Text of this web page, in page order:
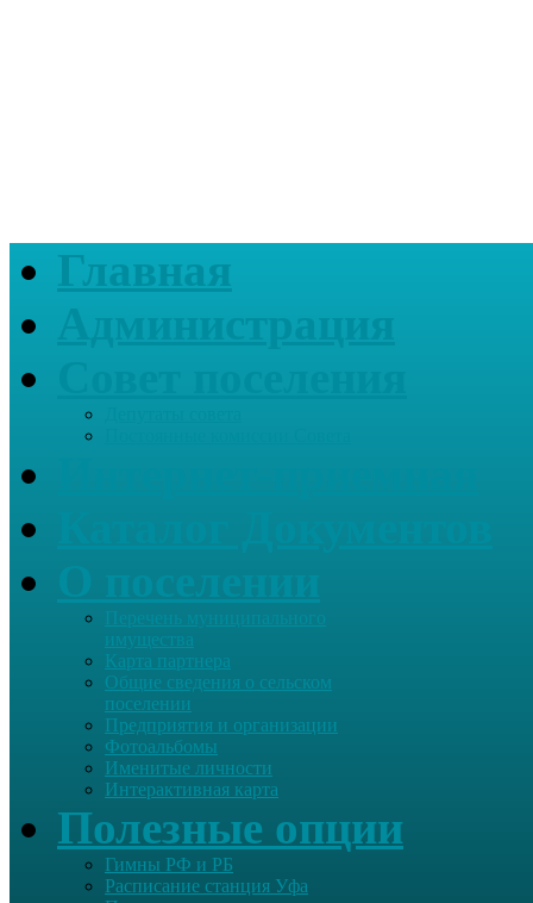
Главная
Перечень муниципального
имущества
Карта партнера
Общие сведения о сельском
поселении
Предприятия и организации
Фотоальбомы
Именитые личности
Интерактивная карта
Полезные опции
Гимны РФ и РБ
Расписание станция Уфа